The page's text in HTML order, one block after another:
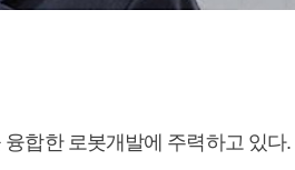
합한 로봇개발에 주력하고 있다.